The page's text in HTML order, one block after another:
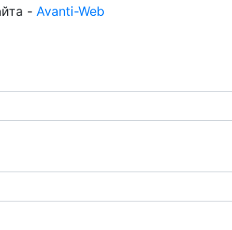
- Avanti-Web